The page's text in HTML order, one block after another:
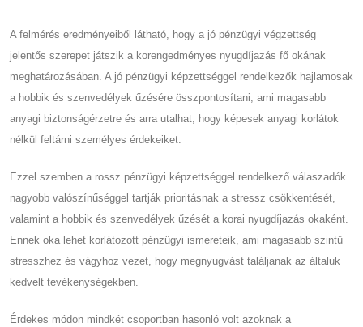
A felmérés eredményeiből látható, hogy a jó pénzügyi végzettség
jelentős szerepet játszik a korengedményes nyugdíjazás fő okának
meghatározásában. A jó pénzügyi képzettséggel rendelkezők hajlamosak
a hobbik és szenvedélyek űzésére összpontosítani, ami magasabb
anyagi biztonságérzetre és arra utalhat, hogy képesek anyagi korlátok
nélkül feltárni személyes érdekeiket.
Ezzel szemben a rossz pénzügyi képzettséggel rendelkező válaszadók
nagyobb valószínűséggel tartják prioritásnak a stressz csökkentését,
valamint a hobbik és szenvedélyek űzését a korai nyugdíjazás okaként.
Ennek oka lehet korlátozott pénzügyi ismereteik, ami magasabb szintű
stresszhez és vágyhoz vezet, hogy megnyugvást találjanak az általuk
kedvelt tevékenységekben.
Érdekes módon mindkét csoportban hasonló volt azoknak a